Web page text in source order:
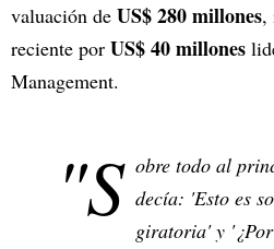
valuación de US$ 280 millones,
reciente por US$ 40 millones
Management.
"S obre todo al
decía: 'Esto es
giratoria' y